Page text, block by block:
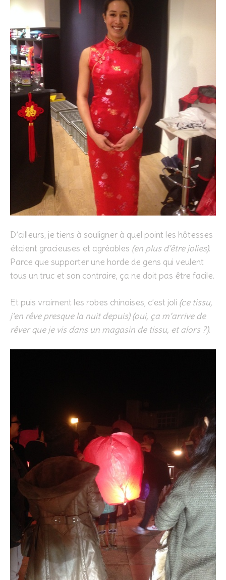
D’ailleurs, je tiens à souligner à quel point les hôtesses
étaient gracieuses et agréables (en plus d’être jolies).
Parce que supporter une horde de gens qui veulent
tous un truc et son contraire, ça ne doit pas être facile.
Et puis vraiment les robes chinoises, c’est joli (ce tissu,
j’en rêve presque la nuit depuis) (oui, ça m’arrive de
rêver que je vis dans un magasin de tissu, et alors ?).